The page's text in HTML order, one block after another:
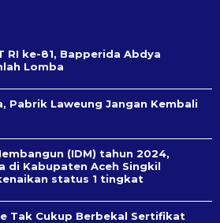
RI ke-81, Bapperida Abdya
Lomba
Pabrik Laweung Jangan Kembali
(IDM) tahun 2024,
di Kabupaten Aceh Singkil
status 1 tingkat
Tak Cukup Berbekal Sertifikat